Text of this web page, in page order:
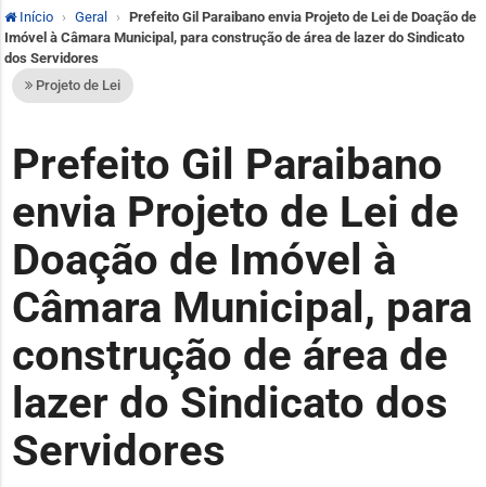
Início Geral
Prefeito Gil Paraibano envia Projeto de Lei de Doação de
Imóvel à Câmara Municipal, para construção de área de lazer do Sindicato
dos Servidores
Projeto de Lei
Prefeito Gil Paraibano
envia Projeto de Lei de
Doação de Imóvel à
Câmara Municipal, para
construção de área de
lazer do Sindicato dos
Servidores